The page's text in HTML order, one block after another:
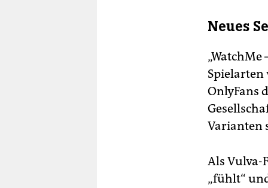
Neues
OnlyFans
Varianten
Als Vulva-
„fühlt“